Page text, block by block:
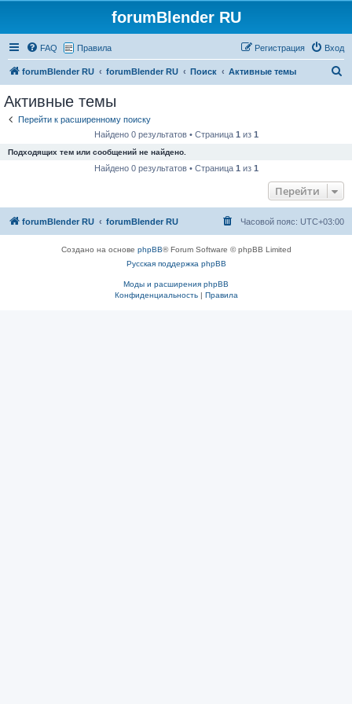
forumBlender RU
FAQ Правила Вход
Регистрация
forumBlender RU forumBlender RU Поиск Активные темы
Активные темы
Перейти к расширенному поиску
Найдено 0 результатов • Страница 1 из 1
Подходящих тем или сообщений не найдено.
Найдено 0 результатов • Страница 1 из 1
Перейти
forumBlender RU forumBlender RU Часовой пояс: UTC+03:00
Создано на основе phpBB® Forum Software © phpBB Limited
Русская поддержка phpBB
Моды и расширения phpBB
Конфиденциальность| Правила